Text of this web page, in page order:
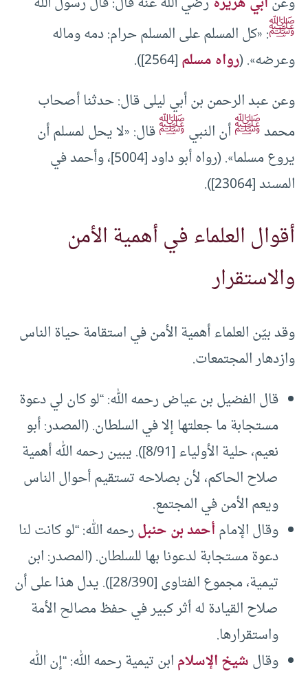
ﷺ: «كل المسلم على المسلم حرام: دمه وماله
وعرضه». (رواه مسلم[2564]).
وعن عبد الرحمن بن أبي ليلى قال: حدثنا أصحاب
محمدﷺأن النبيﷺقال: «لا يحل لمسلم أن
يروع مسلما». (رواه أبو داود [5004]، وأحمد في
المسند [23064]).
أقوال العلماء في أهمية الأمن
والاستقرار
وقد بيّن العلماء أهمية الأمن في استقامة حياة الناس
وازدهار المجتمعات.
قال الفضيل بن عياض رحمه الله: “لو كان لي دعوة
مستجابة ما جعلتها إلا في السلطان. (المصدر: أبو
نعيم، حلية الأولياء [8/91]). يبين رحمه الله أهمية
صلاح الحاكم، لأن بصلاحه تستقيم أحوال الناس
ويعم الأمن في المجتمع.
وقال الإمامأحمد بن حنبلرحمه الله: “لو كانت لنا
دعوة مستجابة لدعونا بها للسلطان. (المصدر: ابن
تيمية، مجموع الفتاوى [28/390]). يدل هذا على أن
صلاح القيادة له أثر كبير في حفظ مصالح الأمة
واستقرارها.
وقالشيخ الإسلامابن تيمية رحمه الله: “إن الله